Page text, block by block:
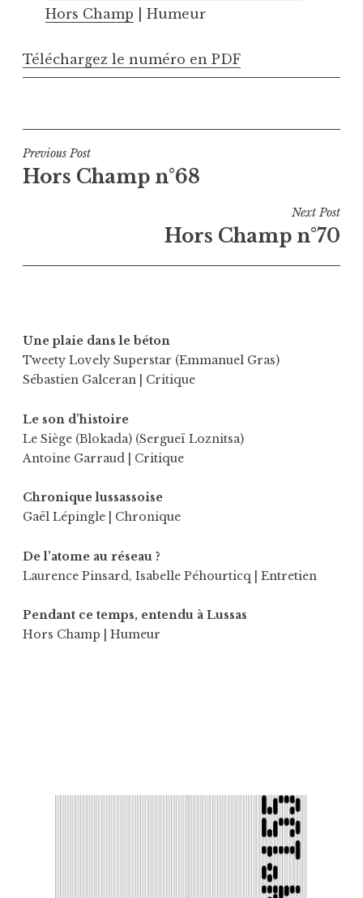
Hors Champ | Humeur
Téléchargez le numéro en PDF
Navigation
de
Previous Post
Hors Champ n°68
Next Post
Hors Champ n°70
Une plaie dans le béton
Tweety Lovely Superstar (Emmanuel Gras)
Sébastien Galceran | Critique
Le son d’histoire
Le Siège (Blokada) (Sergueï Loznitsa)
Antoine Garraud
| Critique
Chronique lussassoise
Gaël Lépingle | Chronique
De l’atome au réseau ?
Laurence Pinsard , Isabelle Péhourticq | Entretien
Pendant ce temps, entendu à Lussas
Hors Champ | Humeur